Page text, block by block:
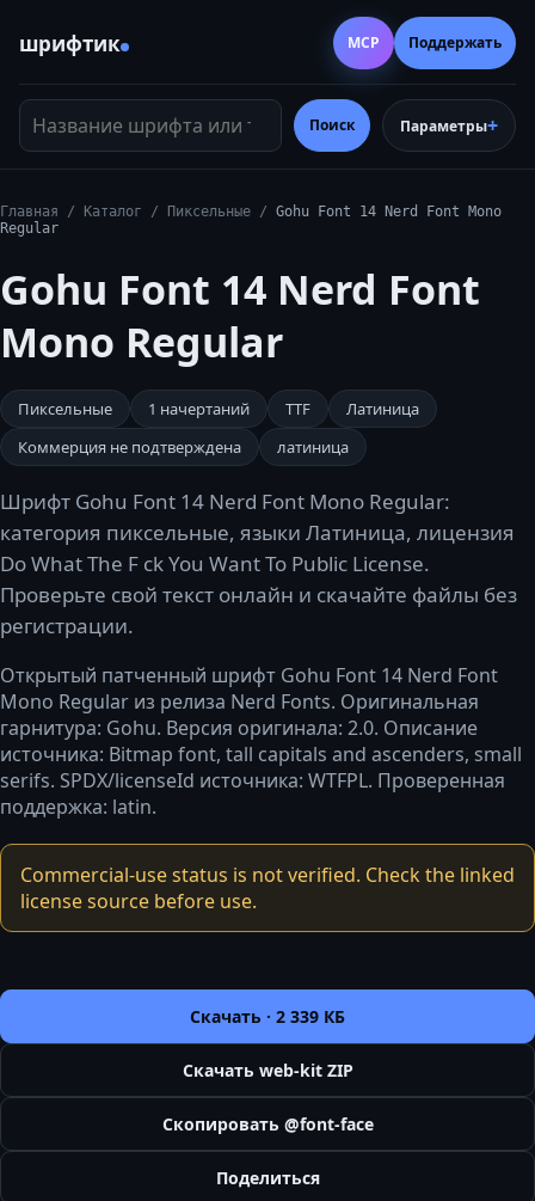
шрифтик
Название шрифта или тег
Поиск Параметры
MCP Поддержать
Главная / Каталог / Пиксельные / Gohu Font 14 Nerd Font Mono
Regular
Gohu Font 14 Nerd Font
Mono Regular
Пиксельные 1 начертаний TTF
Латиница
Коммерция не подтверждена
латиница
Шрифт Gohu Font 14 Nerd Font Mono Regular:
категория пиксельные, языки Латиница, лицензия
Do What The F ck You Want To Public License.
Проверьте свой текст онлайн и скачайте файлы без
регистрации.
Открытый патченный шрифт Gohu Font 14 Nerd Font
Mono Regular из релиза Nerd Fonts. Оригинальная
гарнитура: Gohu. Версия оригинала: 2.0. Описание
источника: Bitmap font, tall capitals and ascenders, small
serifs. SPDX/licenseId источника: WTFPL. Проверенная
поддержка: latin.
Commercial-use status is not verified. Check the linked
license source before use.
Скачать · 2 339 КБ
Скачать web-kit ZIP
Скопировать @font-face
Поделиться